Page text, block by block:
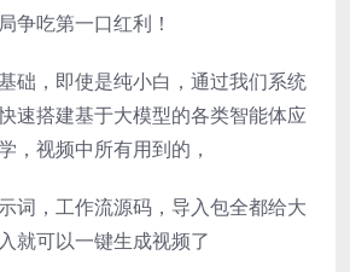
争吃第一口红利！
础，即使是纯小白，通过我们系统
速搭建基于大模型的各类智能体应
，视频中所有用到的，
词，工作流源码，导入包全都给大
就可以一键生成视频了